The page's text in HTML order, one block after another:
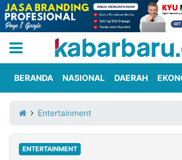
Iklan
Berita
Kami
BERANDA NASIONAL DAERAH
Entertainment
ENTERTAINMENT